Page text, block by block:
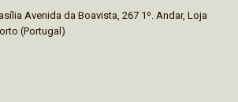
Avenida da Boavista, 267 1º. Andar, Loja
(Portugal)